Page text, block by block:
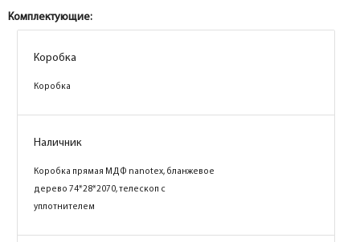
Комплектующие:
Коробка
Коробка
Наличник
Коробка прямая МДФ nanotex, каменное
дерево 74*28*2070, телескоп с
уплотнителем
Коробка
Коробка
Наличник
Коробка прямая МДФ nanotex, бланжевое
дерево 74*28*2070, телескоп с
уплотнителем